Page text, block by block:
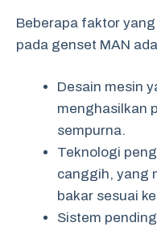
Beberapa faktor
pada genset MAN
Desain mesin
menghasilkan
sempurna.
Teknologi
canggih, yang
bakar sesuai
Sistem